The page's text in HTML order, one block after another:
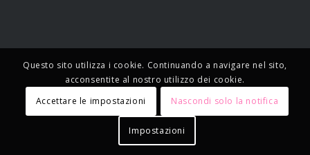
Questo sito utilizza i cookie. Continuando a navigare nel sito,
acconsentite al nostro utilizzo dei cookie.
Accettare le impostazioni
Nascondi solo la notifica
Impostazioni